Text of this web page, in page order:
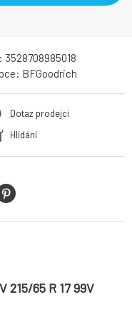
3528708985018
BFGoodrich
Dotaz prodejci
Hlídání
215/65 R 17 99V